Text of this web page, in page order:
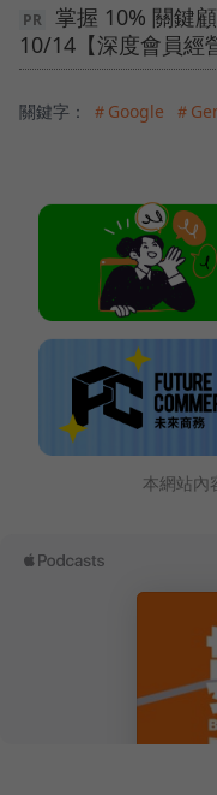
掌握 10% 關鍵
10/14【深度會員經
關鍵字： ＃Google ＃
本網站內